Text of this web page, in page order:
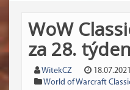
WoW
za 28.
WitekCZ
18.07.2021
World of Warcraft